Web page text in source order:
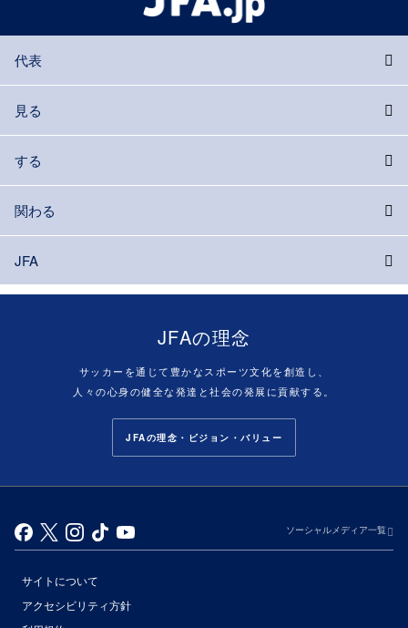
代表
見る
する
関わる
JFA
JFAの理念
サッカーを通じて豊かなスポーツ文化を創造し、
人々の心身の健全な発達と社会の発展に貢献する。
JFAの理念・ビジョン・バリュー
ソーシャルメディア一覧
サイトについて
アクセシビリティ方針